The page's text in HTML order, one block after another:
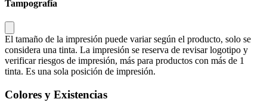
Tampografía
El tamaño de la impresión puede variar según el producto, solo se
considera una tinta. La impresión se reserva de revisar logotipo y
verificar riesgos de impresión, más para productos con más de 1
tinta. Es una sola posición de impresión.
Colores y Existencias